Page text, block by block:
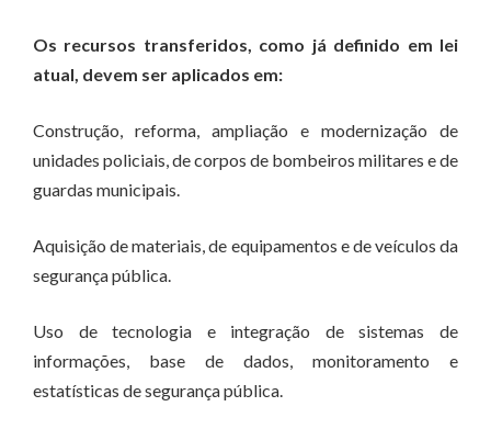
Os recursos transferidos, como já definido em lei
atual, devem ser aplicados em:
Construção, reforma, ampliação e modernização de
unidades policiais, de corpos de bombeiros militares e de
guardas municipais.
Aquisição de materiais, de equipamentos e de veículos da
segurança pública.
Uso de tecnologia e integração de sistemas de
informações, base de dados, monitoramento e
estatísticas de segurança pública.